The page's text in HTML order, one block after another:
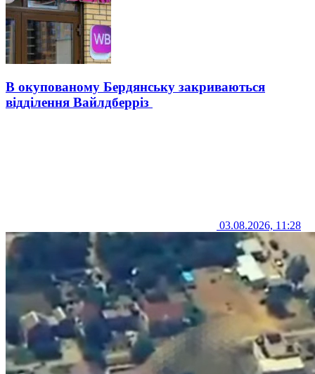
В окупованому Бердянську закриваються
відділення Вайлдберріз
03.08.2026, 11:28